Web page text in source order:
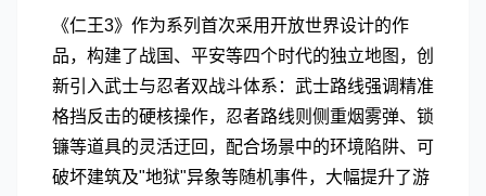
《仁王3》作为系列首次采用开放世界设计的作
品，构建了战国、平安等四个时代的独立地图，创
新引入武士与忍者双战斗体系：武士路线强调精准
格挡反击的硬核操作，忍者路线则侧重烟雾弹、锁
镰等道具的灵活迂回，配合场景中的环境陷阱、可
破坏建筑及"地狱"异象等随机事件，大幅提升了游